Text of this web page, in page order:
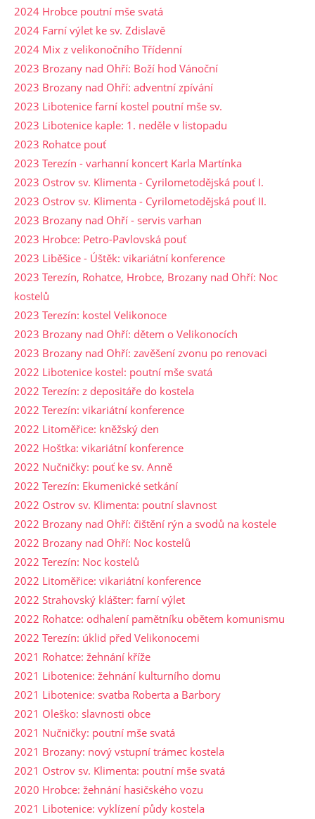
2024 Hrobce poutní mše svatá
2024 Farní výlet ke sv. Zdislavě
2024 Mix z velikonočního Třídenní
2023 Brozany nad Ohří: Boží hod Vánoční
2023 Brozany nad Ohří: adventní zpívání
2023 Libotenice farní kostel poutní mše sv.
2023 Libotenice kaple: 1. neděle v listopadu
2023 Rohatce pouť
2023 Terezín - varhanní koncert Karla Martínka
2023 Ostrov sv. Klimenta - Cyrilometodějská pouť I.
2023 Ostrov sv. Klimenta - Cyrilometodějská pouť II.
2023 Brozany nad Ohří - servis varhan
2023 Hrobce: Petro-Pavlovská pouť
2023 Liběšice - Úštěk: vikariátní konference
2023 Terezín, Rohatce, Hrobce, Brozany nad Ohří: Noc
kostelů
2023 Terezín: kostel Velikonoce
2023 Brozany nad Ohří: dětem o Velikonocích
2023 Brozany nad Ohří: zavěšení zvonu po renovaci
2022 Libotenice kostel: poutní mše svatá
2022 Terezín: z depositáře do kostela
2022 Terezín: vikariátní konference
2022 Litoměřice: kněžský den
2022 Hoštka: vikariátní konference
2022 Nučničky: pouť ke sv. Anně
2022 Terezín: Ekumenické setkání
2022 Ostrov sv. Klimenta: poutní slavnost
2022 Brozany nad Ohří: čištění rýn a svodů na kostele
2022 Brozany nad Ohří: Noc kostelů
2022 Terezín: Noc kostelů
2022 Litoměřice: vikariátní konference
2022 Strahovský klášter: farní výlet
2022 Rohatce: odhalení pamětníku obětem komunismu
2022 Terezín: úklid před Velikonocemi
2021 Rohatce: žehnání kříže
2021 Libotenice: žehnání kulturního domu
2021 Libotenice: svatba Roberta a Barbory
2021 Oleško: slavnosti obce
2021 Nučničky: poutní mše svatá
2021 Brozany: nový vstupní trámec kostela
2021 Ostrov sv. Klimenta: poutní mše svatá
2020 Hrobce: žehnání hasičského vozu
2021 Libotenice: vyklízení půdy kostela